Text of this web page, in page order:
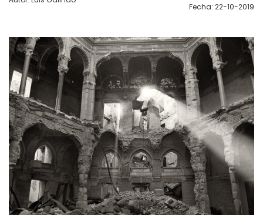
Fecha: 22-10-2019